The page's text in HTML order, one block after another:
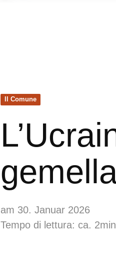
Il Comune
am 30. Januar 2026
Tempo di lettura: ca. 2min